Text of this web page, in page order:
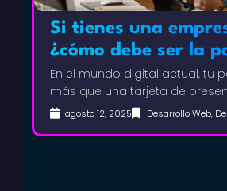
Si tienes una
¿cómo debe ser la
de inicio de tu web?
En el mundo digital actual, tu
más que una tarjeta de
agosto 12, 2025 Desarrollo Web,